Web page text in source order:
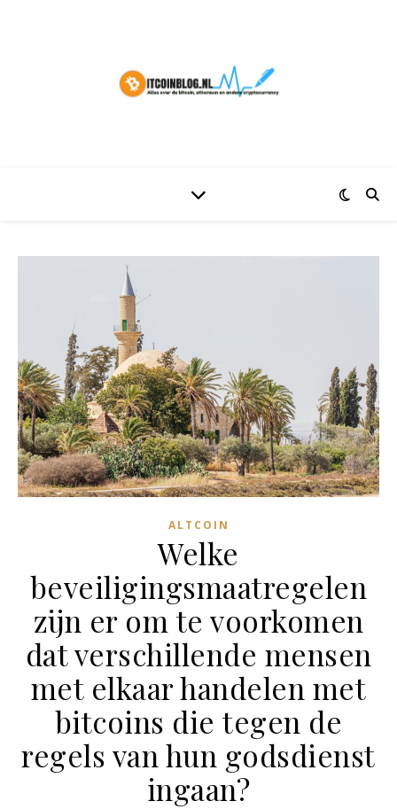
ALTCOIN
Welke
beveiligingsmaatregelen
zijn er om te voorkomen
dat verschillende mensen
met elkaar handelen met
bitcoins die tegen de
regels van hun godsdienst
ingaan?